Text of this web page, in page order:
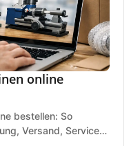
online
bestellen: So
Versand, Service